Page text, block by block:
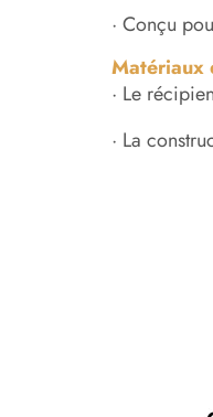
· Conçu
Matériaux
· Le
· La